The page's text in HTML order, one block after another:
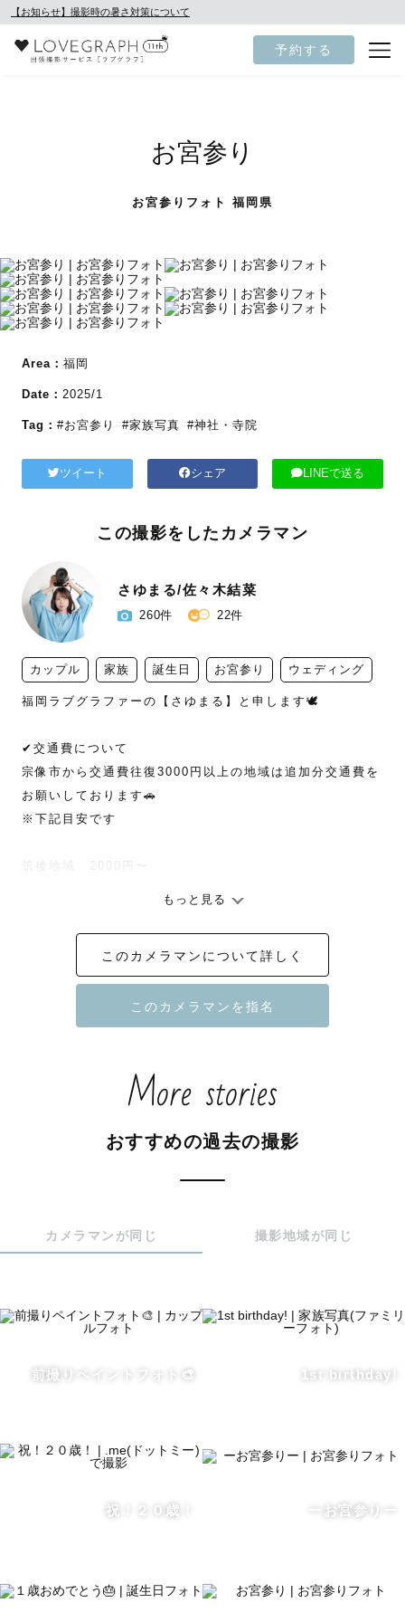
【お知らせ】撮影時の暑さ対策について
予約する
お宮参り
お宮参りフォト 福岡県
Area： 福岡
Date： 2025/1
Tag： #お宮参り #家族写真 #神社・寺院
ツイート シェア LINEで送る
この撮影をしたカメラマン
さゆまる/佐々木結菜
260件 22件
カップル 家族 誕生日 お宮参り ウェディング
福岡ラブグラファーの【さゆまる】と申します🕊️
✔︎交通費について
宗像市から交通費往復3000円以上の地域は追加分交通費を
お願いしております🚗
※下記目安です
筑後地域　2000円〜
大分県  2000〜5000円
山口県 2000円〜4000円
・宇美八幡宮 1000円(2026/8/1〜)
・赤間神宮　1000円
・太宰府天満宮　3000円
⚠︎太宰府天満宮は太宰府天満宮カメラマン組合に加入して
ます。
2025/1/20から加入しています。
💡撮影について
ングさせて頂きます。
撮影を進めていきます！
もっと見る
このカメラマンについて詳しく
More stories
おすすめの過去の撮影
カメラマンが同じ 撮影地域が同じ
前撮りペイントフォト🎨 1st birthday!
祝！２０歳！ ーお宮参りー